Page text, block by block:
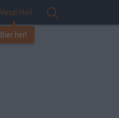
Hell
Bier her!